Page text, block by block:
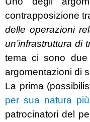
contrapposizione
delle operazioni
un’infrastruttura di
tema ci sono
argomentazioni di
La prima
per sua natura
patrocinatori del